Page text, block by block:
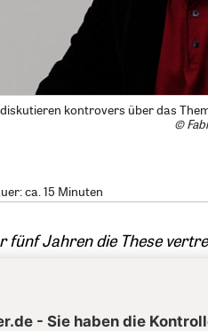
kontrovers über das
©
ca. 15 Minuten
fünf Jahren die These
dem Untergang geweiht
ist?